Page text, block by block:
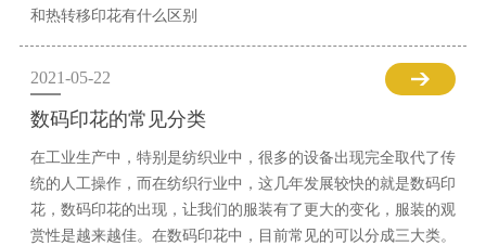
和热转移印花有什么区别
2021-05-22
数码印花的常见分类
在工业生产中，特别是纺织业中，很多的设备出现完全取代了传
统的人工操作，而在纺织行业中，这几年发展较快的就是数码印
花，数码印花的出现，让我们的服装有了更大的变化，服装的观
赏性是越来越佳。在数码印花中，目前常见的可以分成三大类。